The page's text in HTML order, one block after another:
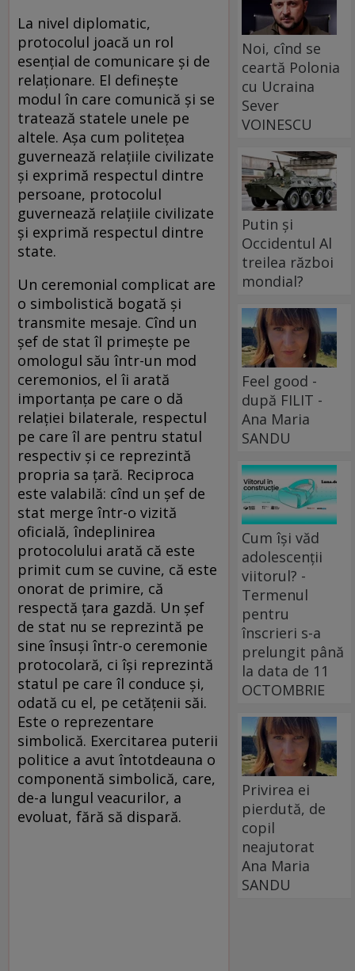
La nivel diplomatic,
protocolul joacă un rol
esențial de comunicare și de
relaționare. El definește
modul în care comunică și se
tratează statele unele pe
altele. Așa cum politețea
guvernează relațiile civilizate
și exprimă respectul dintre
persoane, protocolul
guvernează relațiile civilizate
și exprimă respectul dintre
state.
Un ceremonial complicat are
o simbolistică bogată și
transmite mesaje. Cînd un
șef de stat îl primește pe
omologul său într-un mod
ceremonios, el îi arată
importanța pe care o dă
relației bilaterale, respectul
pe care îl are pentru statul
respectiv și ce reprezintă
propria sa țară. Reciproca
este valabilă: cînd un șef de
stat merge într-o vizită
oficială, îndeplinirea
protocolului arată că este
primit cum se cuvine, că este
onorat de primire, că
respectă țara gazdă. Un șef
de stat nu se reprezintă pe
sine însuși într-o ceremonie
protocolară, ci își reprezintă
statul pe care îl conduce și,
odată cu el, pe cetățenii săi.
Este o reprezentare
simbolică. Exercitarea puterii
politice a avut întotdeauna o
componentă simbolică, care,
de-a lungul veacurilor, a
evoluat, fără să dispară.
Noi, cînd se
ceartă Polonia
cu Ucraina
Sever
VOINESCU
Putin și
Occidentul Al
treilea război
mondial?
Feel good -
după FILIT -
Ana Maria
SANDU
Cum își văd
adolescenții
viitorul? -
Termenul
pentru
înscrieri s-a
prelungit până
la data de 11
OCTOMBRIE
Privirea ei
pierdută, de
copil
neajutorat
Ana Maria
SANDU